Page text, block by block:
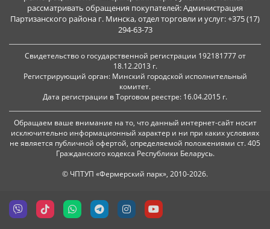
рассматривать обращения покупателей: Администрация
Партизанского района г. Минска, отдел торговли и услуг: +375 (17)
294-63-73
Свидетельство о государственной регистрации 192181777 от
18.12.2013 г.
Регистрирующий орган: Минский городской исполнительный
комитет.
Дата регистрации в Торговом реестре: 16.04.2015 г.
Обращаем ваше внимание на то, что данный интернет-сайт носит
исключительно информационный характер и ни при каких условиях
не является публичной офертой, определяемой положениями ст. 405
Гражданского кодекса Республики Беларусь.
© ЧПТУП «Фермерский парк», 2010-2026.